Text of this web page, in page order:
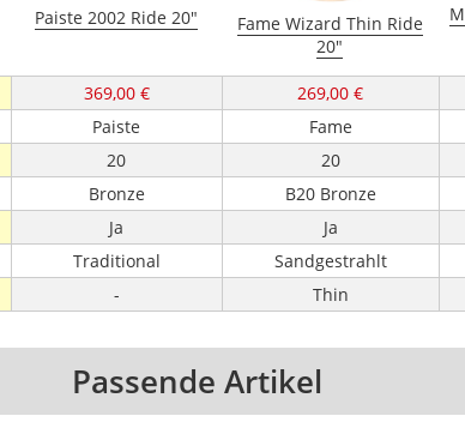
Paiste 2002 Ride 20"
Fame Wizard Thin Ride
20"
369,00 €
269,00 €
Paiste
Fame
20
20
Bronze
B20 Bronze
Ja
Ja
Traditional
Sandgestrahlt
- Thin
Passende Artikel